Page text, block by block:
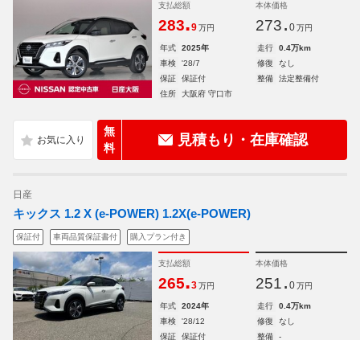
支払総額
283.9 万円
本体価格
273. 0 万円
年式 2025年 走行
0.4万km
車検
'28/7 修復
なし
保証
保証付 整備
法定整備付
住所
大阪府 守口市
無
料
見積もり・在庫確認
日産
キックス 1.2 X (e-POWER) 1.2X(e-POWER)
保証付 車両品質保証書付 購入プラン付き
支払総額
265.3 万円
本体価格
251. 0 万円
年式 2024年 走行
0.4万km
車検
'28/12 修復
なし
保証
保証付 整備
-